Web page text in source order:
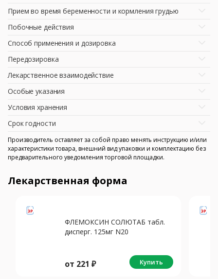
Прием во время беременности и кормления грудью
Побочные действия
Способ применения и дозировка
Передозировка
Лекарственное взаимодействие
Особые указания
Условия хранения
Срок годности
Производитель оставляет за собой право менять инструкцию и/или
характеристики товара, внешний вид упаковки и комплектацию без
предварительного уведомления торговой площадки.
Лекарственная форма
ФЛЕМОКСИН СОЛЮТАБ табл.
дисперг. 125мг N20
от 221 ₽ Купить